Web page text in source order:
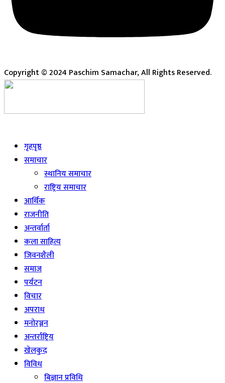
Copyright © 2024 Paschim Samachar, All Rights Reserved.
गृहपृष्ठ
समाचार
स्थानिय समाचार
राष्ट्रिय समाचार
आर्थिक
राजनीति
अन्तर्वार्ता
कला साहित्य
जिवनशैली
समाज
पर्यटन
विचार
अपराध
मनोरञ्जन
अन्तर्राष्ट्रिय
खेलकुद
विविध
बिज्ञान प्रविधि